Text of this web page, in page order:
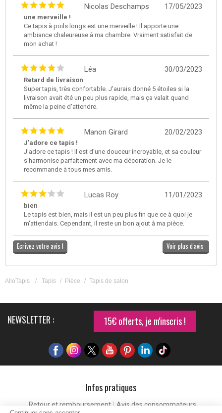
17/05/2023
Nicolas Deschamps
une merveille !
Ce tapis à poils longs est une merveille ! Il apporte une
ambiance chaleureuse à ma chambre. Vraiment satisfait de
mon achat !
30/03/2023
Léa
Retard de livraison
Super tapis, très confortable. J'aurais donné 5 étoiles si la
livraison avait été un peu plus rapide, mais ça valait quand
même la peine d'attendre.
20/02/2023
Manon Girard
J'adore ce tapis !
J'adore ce tapis ! Il est d'une douceur incroyable, et sa couleur
s'harmonise parfaitement avec ma décoration. Je le
recommande à tous mes amis.
11/01/2023
Lucas Roy
bien
Le tapis est bien, mais il est un peu plus fin que ce à quoi je
m'attendais. Cependant, il reste un bon ajout à ma pièce.
Ecrivez votre avis ! Voir plus d'avis
AlloTapis / Tapis / Pièce / Tapis de salon
NEWSLETTER : 15€ offerts, je m'inscris !
Infos pratiques
Retour et remboursement Avis des consommateurs